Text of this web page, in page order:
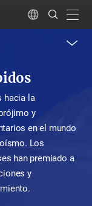
Language
Search
Submit
hacia la
y
en el mundo
Los
han premiado a
y